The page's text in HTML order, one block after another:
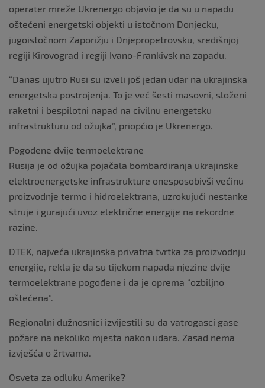
operater mreže Ukrenergo objavio je da su u napadu
oštećeni energetski objekti u istočnom Donjecku,
jugoistočnom Zaporižju i Dnjepropetrovsku, središnjoj
regiji Kirovograd i regiji Ivano-Frankivsk na zapadu.
“Danas ujutro Rusi su izveli još jedan udar na ukrajinska
energetska postrojenja. To je već šesti masovni, složeni
raketni i bespilotni napad na civilnu energetsku
infrastrukturu od ožujka”, priopćio je Ukrenergo.
Pogođene dvije termoelektrane
Rusija je od ožujka pojačala bombardiranja ukrajinske
elektroenergetske infrastrukture onesposobivši većinu
proizvodnje termo i hidroelektrana, uzrokujući nestanke
struje i gurajući uvoz električne energije na rekordne
razine.
DTEK, najveća ukrajinska privatna tvrtka za proizvodnju
energije, rekla je da su tijekom napada njezine dvije
termoelektrane pogođene i da je oprema “ozbiljno
oštećena”.
Regionalni dužnosnici izvijestili su da vatrogasci gase
požare na nekoliko mjesta nakon udara. Zasad nema
izvješća o žrtvama.
Osveta za odluku Amerike?